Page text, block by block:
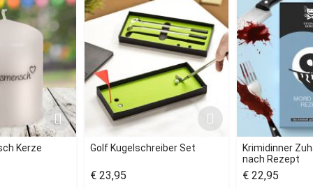
Kerze Golf Kugelschreiber Set
€ 23,95
Krimidinner
nach Rezept
€ 22,95